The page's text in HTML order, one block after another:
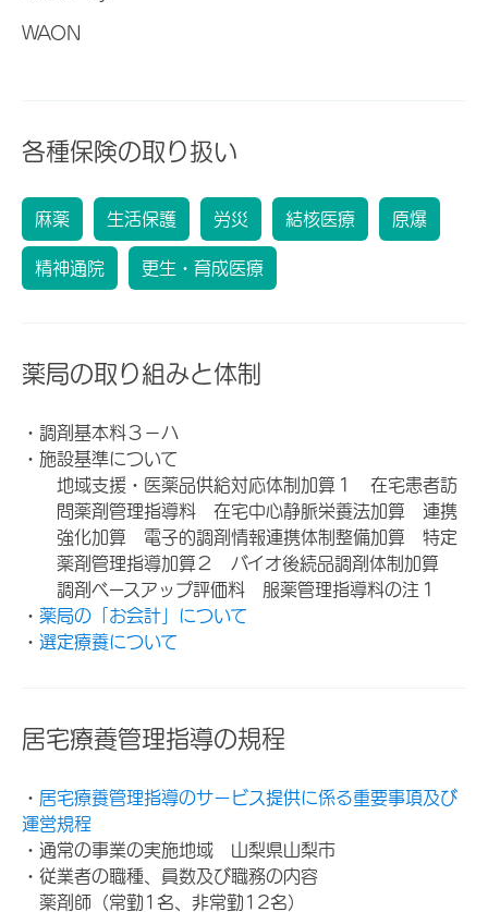
WAON
各種保険の取り扱い
麻薬 生活保護 労災 結核医療 原爆
精神通院 更生・育成医療
薬局の取り組みと体制
・調剤基本料３－ハ
・施設基準について
地域支援・医薬品供給対応体制加算１ 在宅患者訪
問薬剤管理指導料 在宅中心静脈栄養法加算 連携
強化加算 電子的調剤情報連携体制整備加算 特定
薬剤管理指導加算２ バイオ後続品調剤体制加算
調剤ベースアップ評価料 服薬管理指導料の注１
・ 薬局の「お会計」について
・ 選定療養について
居宅療養管理指導の規程
・ 居宅療養管理指導のサービス提供に係る重要事項及び
運営規程
・通常の事業の実施地域 山梨県山梨市
・従業者の職種、員数及び職務の内容
薬剤師（常勤1名、非常勤12名）